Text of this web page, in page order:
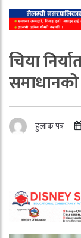
चिया
समाधानको
हुलाक पत्र